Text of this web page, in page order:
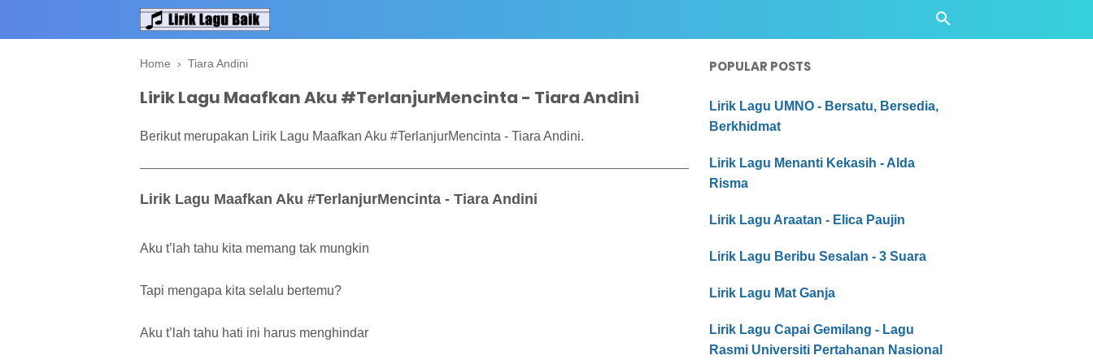
Home › Tiara Andini
Lirik Lagu Maafkan Aku #TerlanjurMencinta - Tiara Andini
Berikut merupakan Lirik Lagu Maafkan Aku #TerlanjurMencinta - Tiara Andini.
Lirik Lagu Maafkan Aku #TerlanjurMencinta - Tiara Andini
Aku t’lah tahu kita memang tak mungkin
Tapi mengapa kita selalu bertemu?
Aku t’lah tahu hati ini harus menghindar
POPULAR POSTS
Lirik Lagu UMNO - Bersatu, Bersedia,
Berkhidmat
Lirik Lagu Menanti Kekasih - Alda
Risma
Lirik Lagu Araatan - Elica Paujin
Lirik Lagu Beribu Sesalan - 3 Suara
Lirik Lagu Mat Ganja
Lirik Lagu Capai Gemilang - Lagu
Rasmi Universiti Pertahanan Nasional